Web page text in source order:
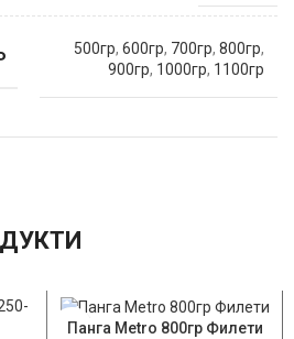
500гр, 600гр, 700гр, 800гр,
900гр, 1000гр, 1100гр
НЕМА НА ЗАЛИХ
Панга Metro 800гр Филети